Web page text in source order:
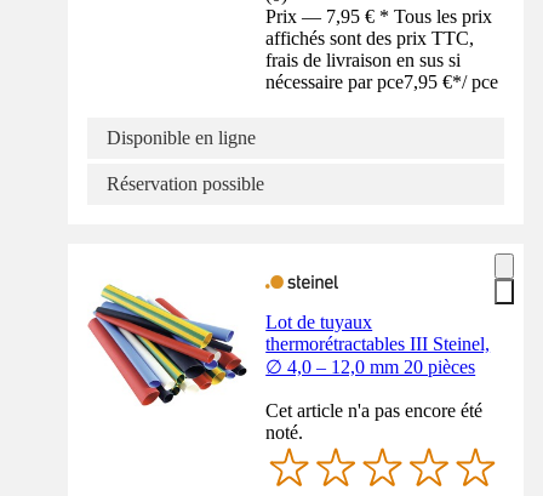
Prix — 7,95 € * Tous les prix
affichés sont des prix TTC,
frais de livraison en sus si
nécessaire par pce7,95 €*/ pce
Disponible en ligne
Réservation possible
Lot de tuyaux
thermorétractables III Steinel,
∅ 4,0 – 12,0 mm 20 pièces
Cet article n'a pas encore été
noté.